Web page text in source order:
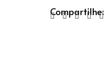
Compartilhe: